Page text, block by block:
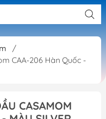
/
CAA-206 Hàn Quốc -
CASAMOM